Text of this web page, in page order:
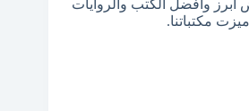
أبرز وأفضل الكتب والروايات